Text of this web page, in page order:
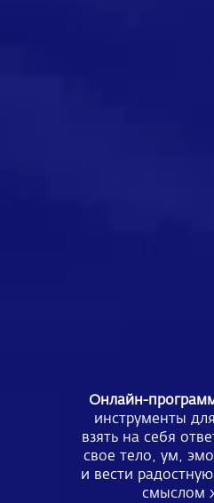
Онлайн-
инструменты
взять на себя
свое тело, ум,
и вести
смыслом